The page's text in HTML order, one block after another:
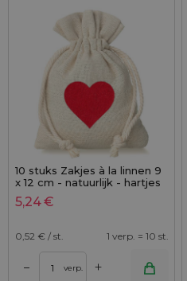
10 stuks Zakjes à la linnen 9
x 12 cm - natuurlijk - hartjes
5,24€
0,52 € / st. 1 verp. = 10 st.
– verp. +